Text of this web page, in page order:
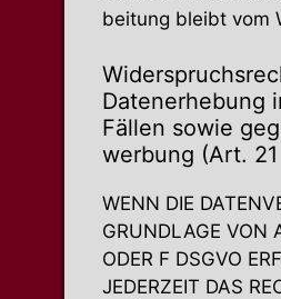
beitung bleibt vom
Daten­er­hebung
Fällen sowie
werbung (Art. 21
WENN DIE
GRUNDLAGE VON
ODER F DSGVO
JEDERZEIT DAS